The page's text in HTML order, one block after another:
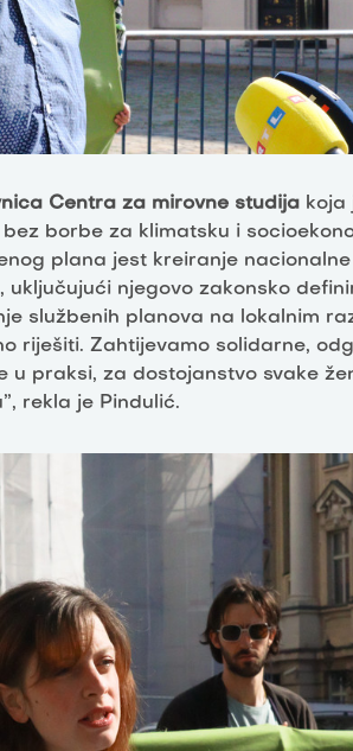
Centra za mirovne studija koja
borbe za klimatsku i
plana jest kreiranje
njegovo zakonsko
službenih planova na lokalnim
riješiti. Zahtijevamo solidarne,
u praksi, za dostojanstvo svake
rekla je Pindulić.